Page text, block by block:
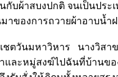
นกับผ้าสบงปกติ จนเป็นป
าของการถวายผ้าอาบน้
ตวันมหาวิหาร นางวิสา
และหมู่สงฆ์ไปฉันที่บ้านข